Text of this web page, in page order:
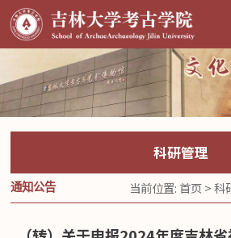
科研管理
通知公告 当前位置: 首页>科